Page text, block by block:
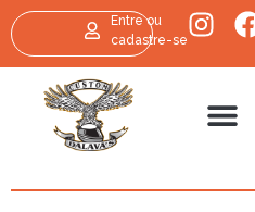
Entre ou
cadastre-se